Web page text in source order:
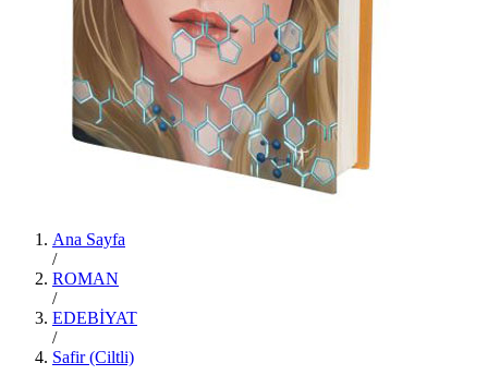
Ana Sayfa
/
ROMAN
/
EDEBİYAT
/
Safir (Ciltli)